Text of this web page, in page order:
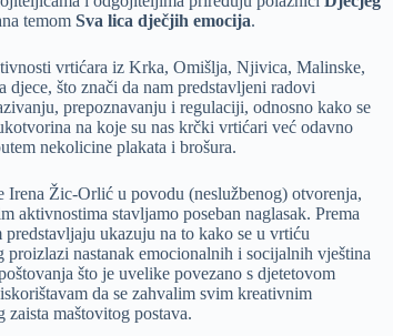
temom Sva lica dječjih emocija.
vrtićara iz Krka, Omišlja, Njivica, Malinske,
što znači da nam predstavljeni radovi
prepoznavanju i regulaciji, odnosno kako se
na koje su nas krčki vrtićari već odavno
nekolicine plakata i brošura.
Žic-Orlić u povodu (neslužbenog) otvorenja,
aktivnostima stavljamo poseban naglasak. Prema
ukazuju na to kako se u vrtiću
nastanak emocionalnih i socijalnih vještina
što je uvelike povezano s djetetovom
da se zahvalim svim kreativnim
maštovitog postava.